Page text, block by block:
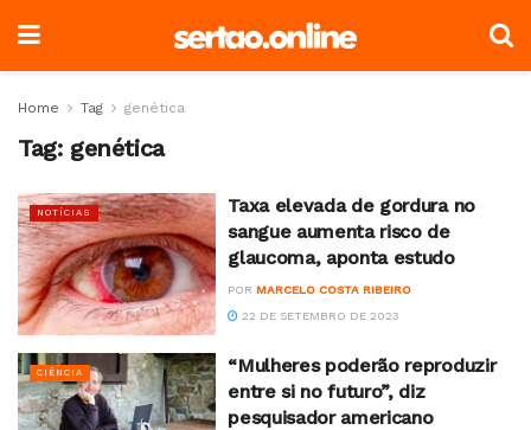
Home Tag genética
Tag: genética
NOTÍCIAS
Taxa elevada de gordura no
sangue aumenta risco de
glaucoma, aponta estudo
POR MARCELO COSTA RIBEIRO
22 DE SETEMBRO DE 2023
CIÊNCIA
“Mulheres poderão reproduzir
entre si no futuro”, diz
pesquisador americano